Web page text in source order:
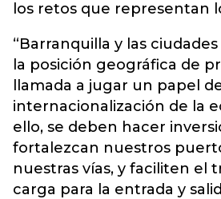
los retos que representan
“Barranquilla y las
la posición geográfica de
llamada a jugar un papel
internacionalización de la
ello, se deben hacer
fortalezcan nuestros
nuestras vías, y faciliten el
carga para la entrada y